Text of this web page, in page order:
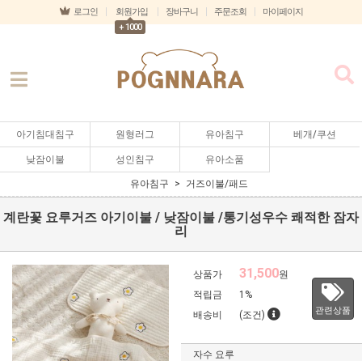
로그인
회원가입
+ 1000
장바구니 주문조회 마이페이지
아기침대침구 원형러그 유아침구 베개/쿠션
낮잠이불 성인침구 유아소품
유아침구 거즈이불/패드
계란꽃 요루거즈 아기이불 / 낮잠이불 /통기성우수 쾌적한 잠자
리
상품가 31,500원
적립금
1%
배송비
(조건) 관련상품
자수 요루